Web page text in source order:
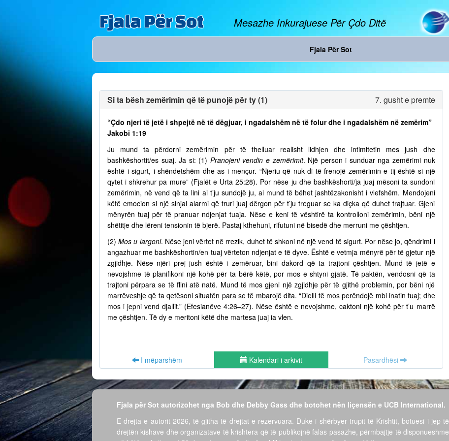
Fjala Për Sot Mesazhe Inkurajuese Për Çdo Ditë
Fjala Për Sot
Si ta bësh zemërimin që të punojë për ty (1) 7. gusht e premte
“Çdo njeri të jetë i shpejtë në të dëgjuar, i ngadalshëm në të folur dhe i ngadalshëm në zemërim”
Jakobi 1:19
Ju mund ta përdorni zemërimin për të thelluar realisht lidhjen dhe intimitetin mes jush dhe
bashkëshortit/es suaj. Ja si: (1) Pranojeni vendin e zemërimit. Një person i sunduar nga zemërimi nuk
është i sigurt, i shëndetshëm dhe as i mençur. “Njeriu që nuk di të frenojë zemërimin e tij është si një
qytet i shkrehur pa mure” (Fjalët e Urta 25:28). Por nëse ju dhe bashkëshorti/ja juaj mësoni ta sundoni
zemërimin, në vend që ta lini ai t’ju sundojë ju, ai mund të bëhet jashtëzakonisht i vlefshëm. Mendojeni
këtë emocion si një sinjal alarmi që truri juaj dërgon për t’ju treguar se ka diçka që duhet trajtuar. Gjeni
mënyrën tuaj për të pranuar ndjenjat tuaja. Nëse e keni të vështirë ta kontrolloni zemërimin, bëni një
shëtitje dhe lëreni tensionin të bjerë. Pastaj kthehuni, rifutuni në bisedë dhe merruni me çështjen.
(2)Mos u largoni. Nëse jeni vërtet në rrezik, duhet të shkoni në një vend të sigurt. Por nëse jo, qëndrimi i
angazhuar me bashkëshortin/en tuaj vërteton ndjenjat e të dyve. Është e vetmja mënyrë për të gjetur një
zgjidhje. Nëse njëri prej jush është i zemëruar, bini dakord që ta trajtoni çështjen. Mund të jetë e
nevojshme të planifikoni një kohë për ta bërë këtë, por mos e shtyni gjatë. Të paktën, vendosni që ta
trajtoni përpara se të flini atë natë. Mund të mos gjeni një zgjidhje për të gjithë problemin, por bëni një
marrëveshje që ta qetësoni situatën para se të mbarojë dita. “Dielli të mos perëndojë mbi inatin tuaj; dhe
mos i jepni vend djallit.” (Efesianëve 4:26–27). Nëse është e nevojshme, caktoni një kohë për t’u marrë
me çështjen. Të dy e meritoni këtë dhe martesa juaj ia vlen.
I mëparshëm Kalendari i arkivit Pasardhësi
Fjala për Sot autorizohet nga Bob dhe Debby Gass dhe botohet nën liçensën e UCB International.
E drejta e autorit 2026, të gjitha të drejtat e rezervuara. Duke i shërbyer trupit të Krishtit, botuesi i jep të
drejtën kishave dhe organizatave të krishtera që të publikojnë falas pasazhe, përmbajtje të disponueshme